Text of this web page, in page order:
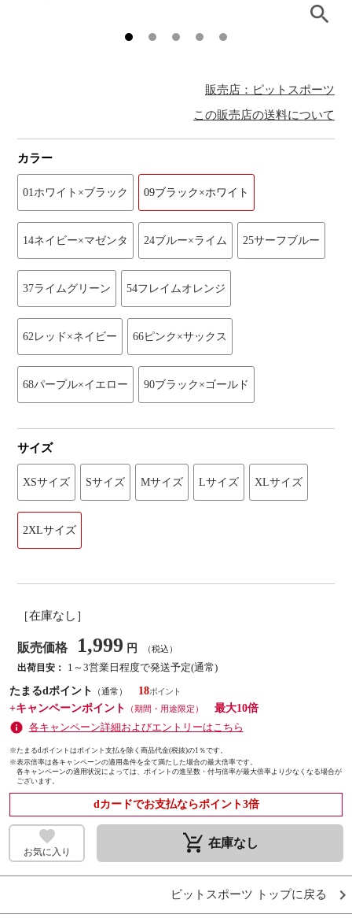
販売店：ピットスポーツ
この販売店の送料について
カラー
01ホワイト×ブラック 09ブラック×ホワイト
14ネイビー×マゼンタ 24ブルー×ライム 25サーフブルー
37ライムグリーン 54フレイムオレンジ
62レッド×ネイビー 66ピンク×サックス
68パープル×イエロー 90ブラック×ゴールド
サイズ
XSサイズ Sサイズ Mサイズ Lサイズ XLサイズ
2XLサイズ
［在庫なし］
販売価格 1,999 円 （税込）
出荷目安：
1～3営業日程度で発送予定(通常)
たまるdポイント
（通常）
18
+キャンペーンポイント
（期間・用途限定）
最大10倍
各キャンペーン詳細およびエントリーはこちら
※たまるdポイントはポイント支払を除く商品代金(税抜)の1％です。
※表示倍率は各キャンペーンの適用条件を全て満たした場合の最大倍率です。
各キャンペーンの適用状況によっては、ポイントの進呈数・付与倍率が最大倍率より少なくなる場合が
ございます。
dカードでお支払ならポイント3倍
お気に入り remove_shopping_cart 在庫なし
ピットスポーツ トップに戻る